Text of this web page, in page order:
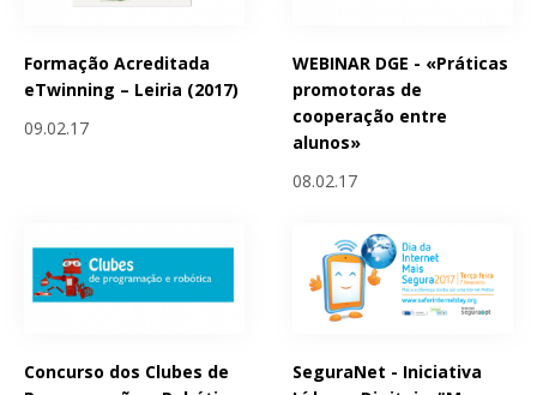
Formação Acreditada
eTwinning – Leiria (2017)
09.02.17
WEBINAR DGE - «Práticas
promotoras de
cooperação entre
alunos»
08.02.17
Concurso dos Clubes de
SeguraNet - Iniciativa